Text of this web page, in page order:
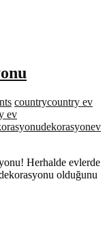
countrycountry ev
ev
dekorasyonev
Herhalde evlerde
olduğunu